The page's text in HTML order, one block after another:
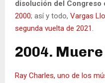
disolución del Congreso
2000; así y todo, Vargas
segunda vuelta de 2021 .
2004.
Ray Charles, uno de los